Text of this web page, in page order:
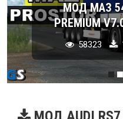
МОД МАЗ
PREMIUM
58323